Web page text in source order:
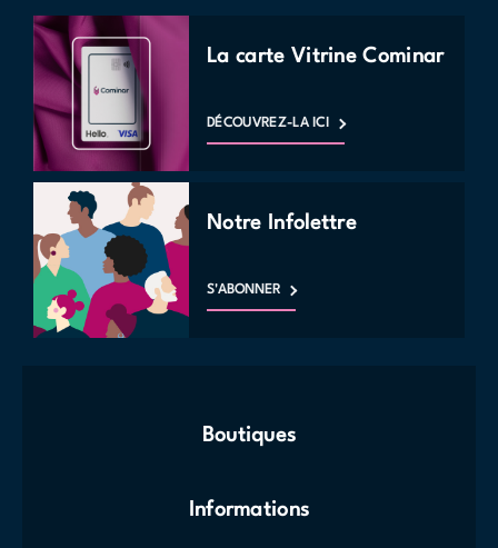
La carte Vitrine Cominar
DÉCOUVREZ-LA ICI
Notre Infolettre
S'ABONNER
Boutiques
Informations